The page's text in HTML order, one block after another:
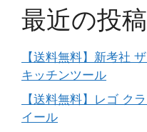
最近の投稿
【送料無料】新考社
キッチンツール
【送料無料】レゴ ク
イール